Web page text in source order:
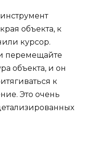
инструмент
объекта, к
курсор.
перемещайте
объекта, и он
к
Это очень